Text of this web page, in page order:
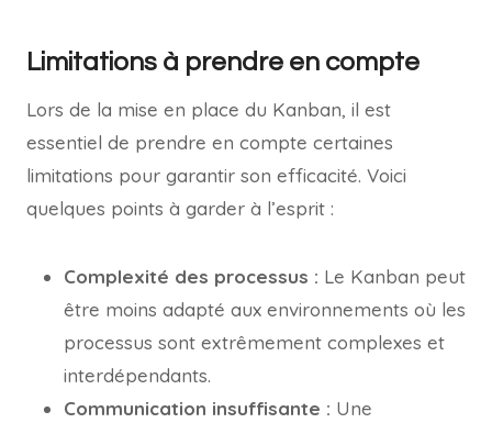
Limitations à prendre en compte
Lors de la mise en place du Kanban, il est
essentiel de prendre en compte certaines
limitations pour garantir son efficacité. Voici
quelques points à garder à l’esprit :
Complexité des processus : Le Kanban peut
être moins adapté aux environnements où les
processus sont extrêmement complexes et
interdépendants.
Communication insuffisante : Une